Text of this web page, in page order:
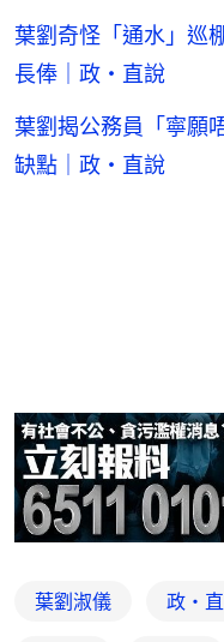
葉劉奇怪「通水」巡
長俸｜政・直說
葉劉揭公務員「寧願
缺點｜政・直說
葉劉淑儀 政・